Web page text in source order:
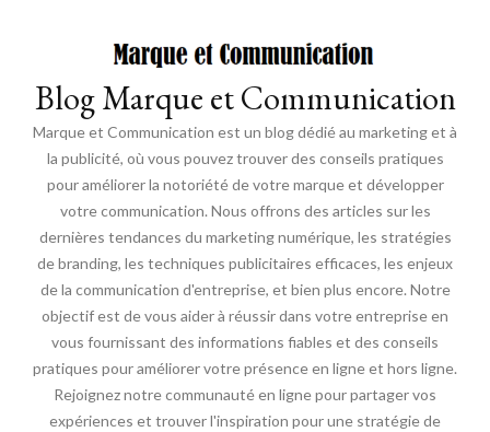
Blog Marque et Communication
Marque et Communication est un blog dédié au marketing et à
la publicité, où vous pouvez trouver des conseils pratiques
pour améliorer la notoriété de votre marque et développer
votre communication. Nous offrons des articles sur les
dernières tendances du marketing numérique, les stratégies
de branding, les techniques publicitaires efficaces, les enjeux
de la communication d'entreprise, et bien plus encore. Notre
objectif est de vous aider à réussir dans votre entreprise en
vous fournissant des informations fiables et des conseils
pratiques pour améliorer votre présence en ligne et hors ligne.
Rejoignez notre communauté en ligne pour partager vos
expériences et trouver l'inspiration pour une stratégie de